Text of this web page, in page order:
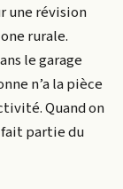
une révision
rurale.
le garage
n’a la pièce
Quand on
fait partie du